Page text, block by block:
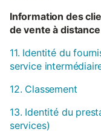
Information des
de vente à distance
11. Identité du
service
12. Classement
13. Identité du
services)